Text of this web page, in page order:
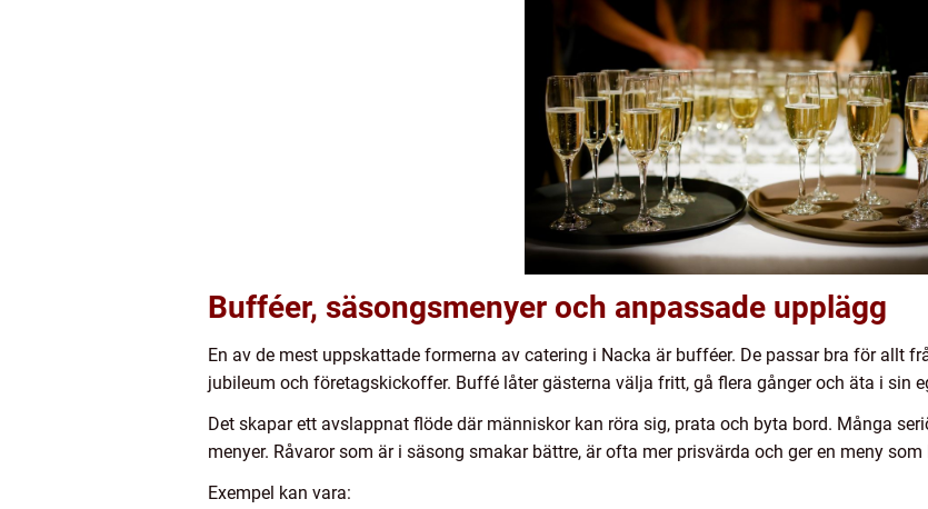
Bufféer, säsongsmenyer och anpassade upplägg
En av de mest uppskattade formerna av catering i Nacka är bufféer. De passar bra för allt
jubileum och företagskickoffer. Buffé låter gästerna välja fritt, gå flera gånger och äta i sin
Det skapar ett avslappnat flöde där människor kan röra sig, prata och byta bord. Många
menyer. Råvaror som är i säsong smakar bättre, är ofta mer prisvärda och ger en meny
Exempel kan vara: